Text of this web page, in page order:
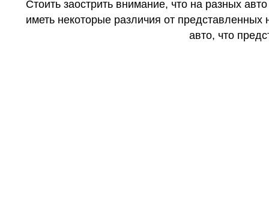
Стоить заострить внимание, что на разных
иметь некоторые различия от
авто, что